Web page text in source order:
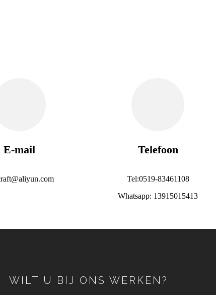
E-mail Telefoon
Tel:0519-83461108
Whatsapp: 13915015413
WILT U BIJ ONS WERKEN?